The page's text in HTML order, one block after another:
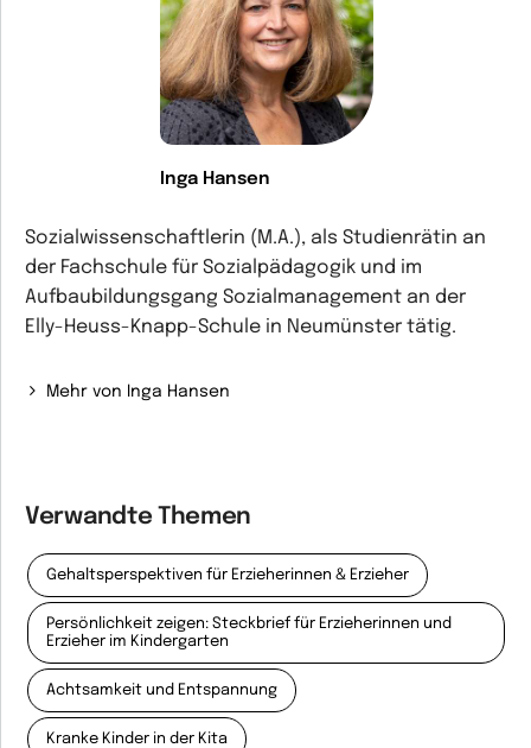
Inga Hansen
Sozialwissenschaftlerin (M.A.), als Studienrätin an
der Fachschule für Sozialpädagogik und im
Aufbaubildungsgang Sozialmanagement an der
Elly-Heuss-Knapp-Schule in Neumünster tätig.
Mehr von Inga Hansen
Verwandte Themen
Gehaltsperspektiven für Erzieherinnen & Erzieher
Persönlichkeit zeigen: Steckbrief für Erzieherinnen und
Erzieher im Kindergarten
Achtsamkeit und Entspannung
Kranke Kinder in der Kita